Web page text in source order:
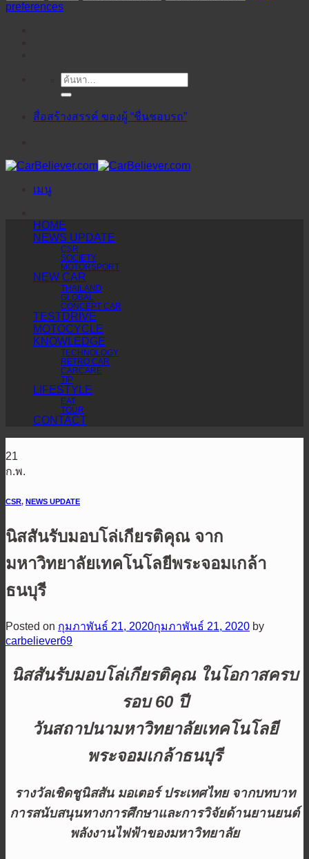
preferences
ค้นหา:
สื่อสร้างสรรค์ ของผู้ “ชื่นชอบรถ”
เมนู
HOME
NEWS UPDATE
CSR
SOCIETY
MOTORSPORT
NEW CAR
THAILAND
GLOBAL
CONCEPT CAR
TESTDRIVE
MOTOCYCLE
KNOWLEDGE
TECHNOLOGY
RETRO CAR
CARCARE
TIP
LIFESTYLE
EAT
TOUR
CONTACT
21
ก.พ.
CSR, NEWS UPDATE
นิสสันรับมอบโล่เกียรติคุณ จาก
มหาวิทยาลัยเทคโนโลยีพระจอมเกล้า
ธนบุรี
Posted on กุมภาพันธ์ 21, 2020กุมภาพันธ์ 21, 2020 by
carbeliever69
นิสสันรับมอบโล่เกียรติคุณ ในโอกาสครบ
รอบ60 ปี
วันสถาปนามหาวิทยาลัยเทคโนโลยี
พระจอมเกล้าธนบุรี
รางวัลเชิดชูนิสสัน มอเตอร์ ประเทศไทย จากบทบาท
การสนับสนุนทางการศึกษาและการวิจัยด้านยานยนต์
พลังงานไฟฟ้าของมหาวิทยาลัย